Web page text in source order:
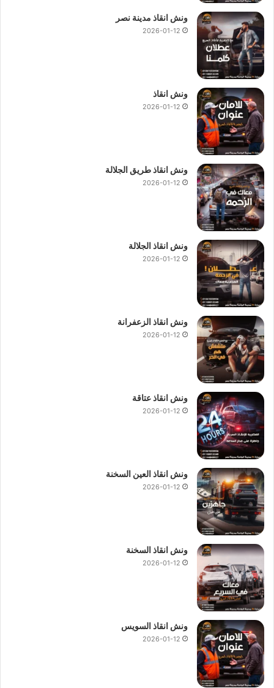
ونش انقاذ مدينة نصر
2026-01-12
ونش انقاذ
2026-01-12
ونش انقاذ طريق الجلالة
2026-01-12
ونش انقاذ الجلالة
2026-01-12
ونش انقاذ الزعفرانة
2026-01-12
ونش انقاذ عتاقة
2026-01-12
ونش انقاذ العين السخنة
2026-01-12
ونش انقاذ السخنة
2026-01-12
ونش انقاذ السويس
2026-01-12